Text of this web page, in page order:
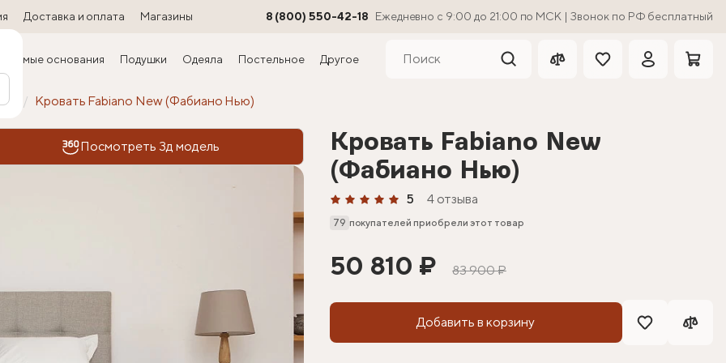
Доставка и оплата Магазины 8 (800) 550-42-18 Ежедневно с 9:00 до 21:00 по МСК | Звонок по РФ бесплатный
основания Подушки Одеяла Постельное Другое
Кровать Fabiano New (Фабиано Нью)
Посмотреть 3д модель
Кровать Fabiano New
(Фабиано Нью)
5 4 отзыва
79 покупателей приобрели этот товар
50 810 ₽ 83 900 ₽
Добавить в корзину